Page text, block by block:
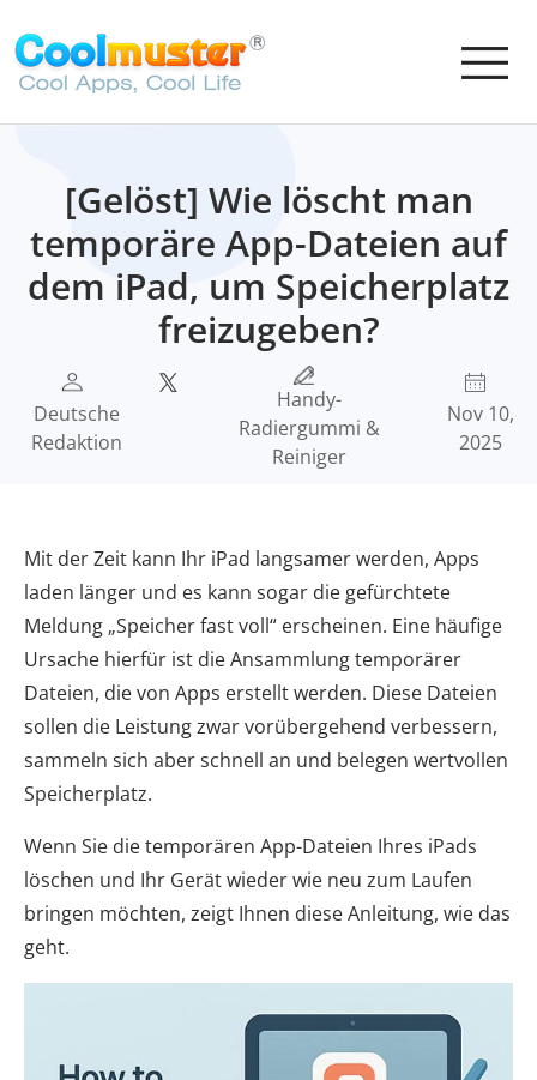
[Gelöst] Wie löscht man
temporäre App-Dateien auf
dem iPad, um Speicherplatz
freizugeben?
Deutsche
Redaktion
Handy-
Radiergummi &
Reiniger
Nov 10,
2025
Mit der Zeit kann Ihr iPad langsamer werden, Apps
laden länger und es kann sogar die gefürchtete
Meldung „Speicher fast voll“ erscheinen. Eine häufige
Ursache hierfür ist die Ansammlung temporärer
Dateien, die von Apps erstellt werden. Diese Dateien
sollen die Leistung zwar vorübergehend verbessern,
sammeln sich aber schnell an und belegen wertvollen
Speicherplatz.
Wenn Sie die temporären App-Dateien Ihres iPads
löschen und Ihr Gerät wieder wie neu zum Laufen
bringen möchten, zeigt Ihnen diese Anleitung, wie das
geht.